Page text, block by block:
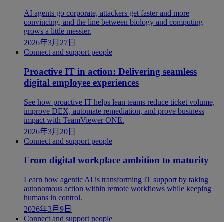
AI agents go corporate, attackers get faster and more
convincing, and the line between biology and computing
grows a little messier.
2026年3月27日
Connect and support people
Proactive IT in action: Delivering seamless
digital employee experiences
See how proactive IT helps lean teams reduce ticket volume,
improve DEX, automate remediation, and prove business
impact with TeamViewer ONE.
2026年3月20日
Connect and support people
From digital workplace ambition to maturity
Learn how agentic AI is transforming IT support by taking
autonomous action within remote workflows while keeping
humans in control.
2026年3月9日
Connect and support people